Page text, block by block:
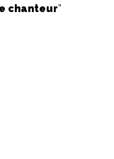
chanteur”